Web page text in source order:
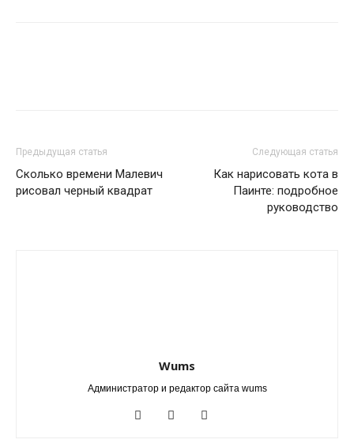
Предыдущая статья
Сколько времени Малевич
рисовал черный квадрат
Следующая статья
Как нарисовать кота в
Паинте: подробное
руководство
Wums
Администратор и редактор сайта wums